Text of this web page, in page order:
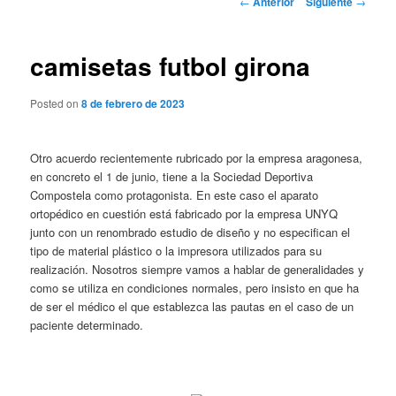
camisetas futbol girona
Posted on8 de febrero de 2023
Otro acuerdo recientemente rubricado por la empresa aragonesa,
en concreto el 1 de junio, tiene a la Sociedad Deportiva
Compostela como protagonista. En este caso el aparato
ortopédico en cuestión está fabricado por la empresa UNYQ
junto con un renombrado estudio de diseño y no especifican el
tipo de material plástico o la impresora utilizados para su
realización. Nosotros siempre vamos a hablar de generalidades y
como se utiliza en condiciones normales, pero insisto en que ha
de ser el médico el que establezca las pautas en el caso de un
paciente determinado.